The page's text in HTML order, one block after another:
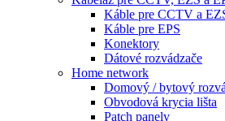
Káble pre CCTV a
Káble pre EPS
Konektory
Dátové rozvádzače
Home network
Domový / bytový
Obvodová krycia lišta
Patch panely